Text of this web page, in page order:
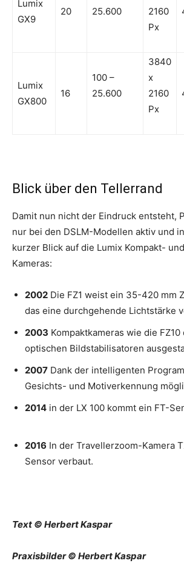
Lumix
GX9
20
25.600
2160
Px
Lumix
GX800
16
100 –
25.600
3840
x
2160
Px
Blick über den Tellerrand
Damit nun nicht der Eindruck entsteht,
nur bei den DSLM-Modellen aktiv und
kurzer Blick auf die Lumix Kompakt-
Kameras:
2002 Die FZ1 weist ein 35-420 mm
das eine durchgehende Lichtstärke
2003 Kompaktkameras wie die
optischen Bildstabilisatoren
2007 Dank der intelligenten
Gesichts- und Motiverkennung
2014 in der LX 100 kommt ein FT-
2016 In der Travellerzoom-Kamera
Sensor verbaut.
Text © Herbert Kaspar
Praxisbilder © Herbert Kaspar